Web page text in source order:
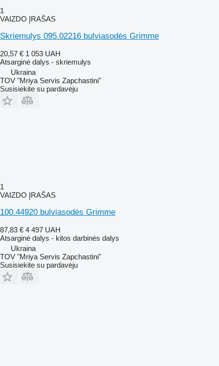
1
VAIZDO ĮRAŠAS
Skriemulys 095.02216 bulviasodės Grimme
20,57 € 1 053 UAH
Atsarginė dalys - skriemulys
Ukraina
TOV "Mriya Servis Zapchastini"
Susisiekite su pardavėju
1
VAIZDO ĮRAŠAS
100.44920 bulviasodės Grimme
87,83 € 4 497 UAH
Atsarginė dalys - kitos darbinės dalys
Ukraina
TOV "Mriya Servis Zapchastini"
Susisiekite su pardavėju